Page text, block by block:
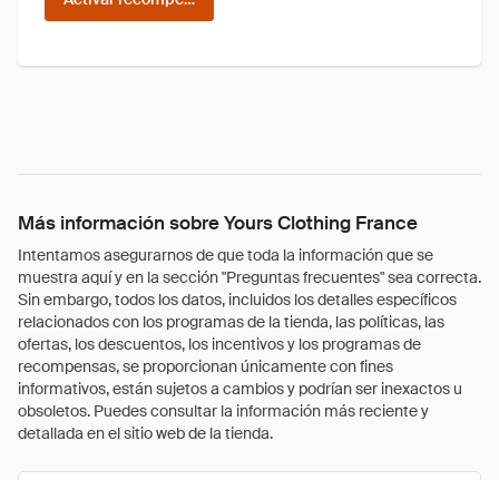
Más información sobre Yours Clothing France
Intentamos asegurarnos de que toda la información que se
muestra aquí y en la sección "Preguntas frecuentes" sea correcta.
Sin embargo, todos los datos, incluidos los detalles específicos
relacionados con los programas de la tienda, las políticas, las
ofertas, los descuentos, los incentivos y los programas de
recompensas, se proporcionan únicamente con fines
informativos, están sujetos a cambios y podrían ser inexactos u
obsoletos. Puedes consultar la información más reciente y
detallada en el sitio web de la tienda.